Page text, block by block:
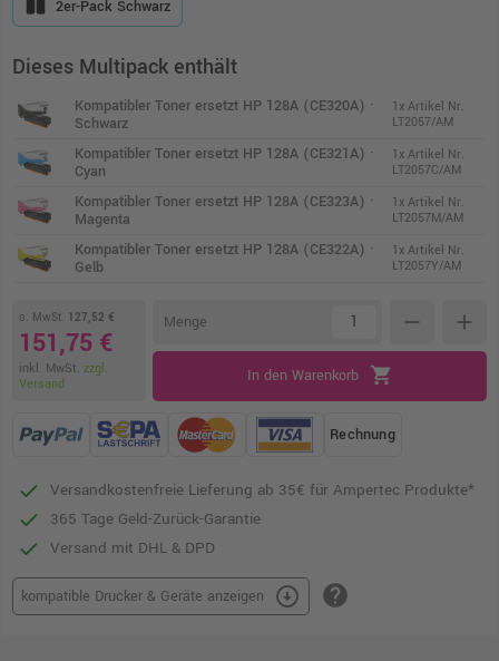
2er-Pack Schwarz
Dieses Multipack enthält
Kompatibler Toner ersetzt HP 128A (CE320A) ·
Schwarz
1x Artikel Nr.
LT2057/AM
Kompatibler Toner ersetzt HP 128A (CE321A) ·
Cyan
1x Artikel Nr.
LT2057C/AM
Kompatibler Toner ersetzt HP 128A (CE323A) ·
Magenta
1x Artikel Nr.
LT2057M/AM
Kompatibler Toner ersetzt HP 128A (CE322A) ·
Gelb
1x Artikel Nr.
LT2057Y/AM
o. MwSt. 127,52 €
151,75 €
inkl. MwSt. zzgl.
Versand
Menge remove add
In den Warenkorb shopping_cart
Rechnung
Versandkostenfreie Lieferung ab 35€ für Ampertec Produkte*
365 Tage Geld-Zurück-Garantie
Versand mit DHL & DPD
kompatible Drucker & Geräte anzeigen arrow_circle_down help